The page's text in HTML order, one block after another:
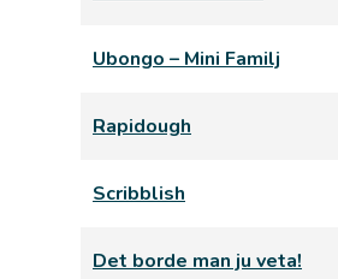
Ubongo – Mini Familj
Rapidough
Scribblish
Det borde man ju veta!